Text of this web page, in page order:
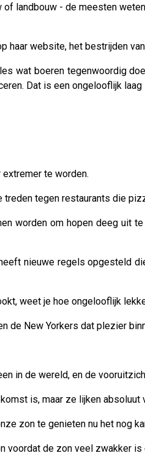
landbouw - de meesten
haar website, het bestrijden
wat boeren tegenwoordig
Dat is een ongelooflijk
extremer te worden.
treden tegen restaurants die
worden om hopen deeg
nieuwe regels opgesteld
weet je hoe ongelooflijk
de New Yorkers dat plezier
in de wereld, en de
is, maar ze lijken absoluut
zon te genieten nu het nog
voordat de zon veel zwakker